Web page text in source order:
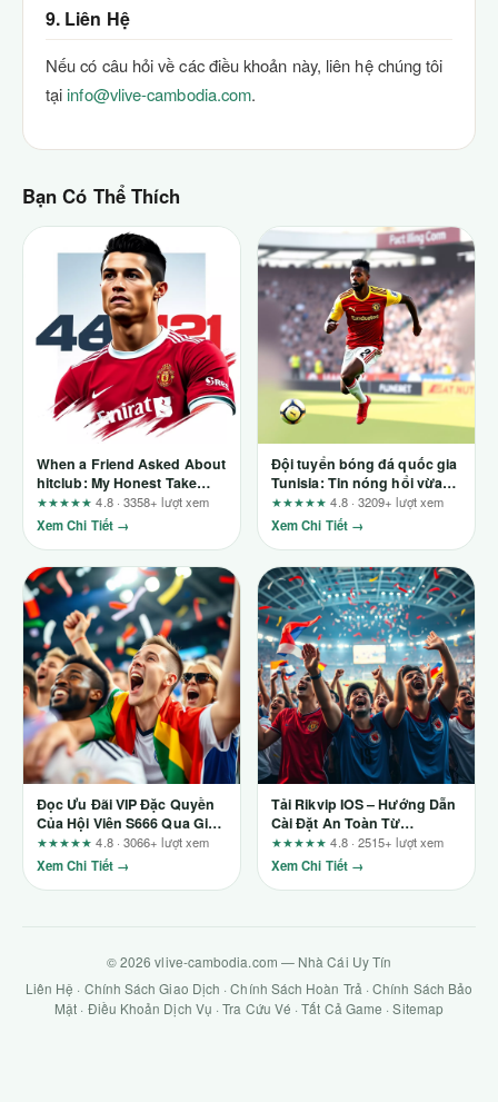
9. Liên Hệ
Nếu có câu hỏi về các điều khoản này, liên hệ chúng tôi
tại info@vlive-cambodia.com.
Bạn Có Thể Thích
When a Friend Asked About
hitclub: My Honest Take
After Watching a Year of
Use
★★★★★4.8 · 3358+ lượt xem
Xem Chi Tiết →
Đội tuyển bóng đá quốc gia
Tunisia: Tin nóng hổi vừa
cập nhật
★★★★★4.8 · 3209+ lượt xem
Xem Chi Tiết →
Đọc Ưu Đãi VIP Đặc Quyền
Của Hội Viên S666 Qua Giá
Trị Thực Sau Doanh Thu
★★★★★4.8 · 3066+ lượt xem
Xem Chi Tiết →
Tải Rikvip IOS – Hướng Dẫn
Cài Đặt An Toàn Từ
Rikvip68
★★★★★4.8 · 2515+ lượt xem
Xem Chi Tiết →
© 2026 vlive-cambodia.com — Nhà Cái Uy Tín
Liên Hệ · Chính Sách Giao Dịch ·Chính Sách Hoàn Trả ·Chính Sách Bảo
Mật · Điều Khoản Dịch Vụ ·Tra Cứu Vé ·Tất Cả Game ·Sitemap